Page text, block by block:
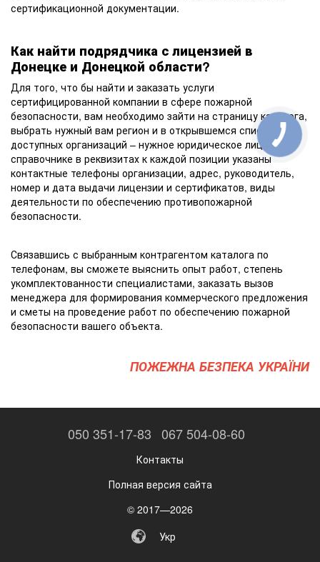
сертификационной документации.
Как найти подрядчика с лицензией в
Донецке и Донецкой области?
Для того, что бы найти и заказать услуги
сертифицированной компании в сфере пожарной
безопасности, вам необходимо зайти на страницу каталога,
выбрать нужный вам регион и в открывшемся списке
доступных организаций – нужное юридическое лицо. В
справочнике в реквизитах к каждой позиции указаны
контактные телефоны организации, адрес, руководитель,
номер и дата выдачи лицензии и сертификатов, виды
деятельности по обеспечению противопожарной
безопасности.
Связавшись с выбранным контрагентом каталога по
телефонам, вы сможете выяснить опыт работ, степень
укомплектованности специалистами, заказать вызов
менеджера для формирования коммерческого предложения
и сметы на проведение работ по обеспечению пожарной
безопасности вашего объекта.
ПОЖЕЖНА БЕЗПЕКА УКРАЇНИ
050 351-17-83 067 504-08-60
Контакты
Полная версия сайта
© 2017—2026
Укр